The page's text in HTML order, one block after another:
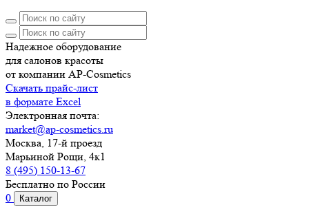
Надежное оборудование
для салонов красоты
от компании AP-Cosmetics
Скачать прайс-лист
в формате Excel
Электронная почта:
market@ap-cosmetics.ru
Москва, 17-й проезд
Марьиной Рощи, 4к1
8 (495) 150-13-67
Бесплатно по России
0
Каталог